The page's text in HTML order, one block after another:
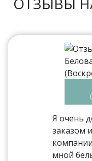
Я очень
заказом
мной